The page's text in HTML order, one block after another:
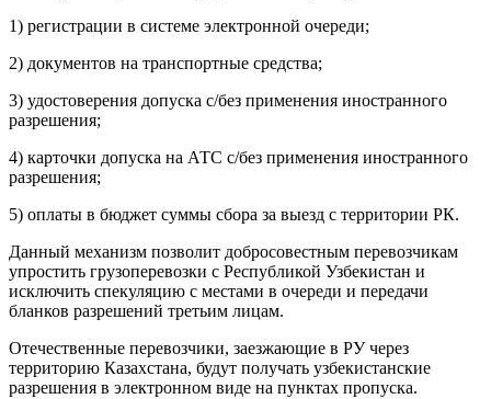
1) регистрации в системе электронной очереди;
2) документов на транспортные средства;
3) удостоверения допуска с/без применения иностранного
разрешения;
4) карточки допуска на АТС с/без применения иностранного
разрешения;
5) оплаты в бюджет суммы сбора за выезд с территории РК.
Данный механизм позволит добросовестным перевозчикам
упростить грузоперевозки с Республикой Узбекистан и
исключить спекуляцию с местами в очереди и передачи
бланков разрешений третьим лицам.
Отечественные перевозчики, заезжающие в РУчерез
территорию Казахстана, будут получать узбекистанские
разрешения в электронном виде на пунктах пропуска.